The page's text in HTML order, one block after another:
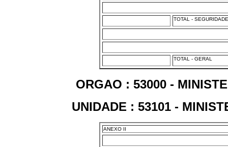
TOTAL - SEGURIDADE
TOTAL - GERAL
ORGAO : 53000 -
UNIDADE : 53101 -
ANEXO II